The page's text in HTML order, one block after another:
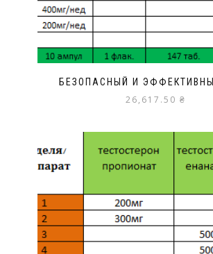
БЕЗОПАСНЫЙ И
26,617.50 ₴